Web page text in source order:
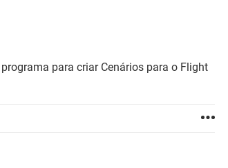
para criar Cenários para o Flight